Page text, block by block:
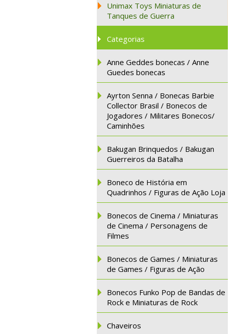
Unimax Toys Miniaturas de
Tanques de Guerra
Categorias
Anne Geddes bonecas / Anne
Guedes bonecas
Ayrton Senna / Bonecas Barbie
Collector Brasil / Bonecos de
Jogadores / Militares Bonecos/
Caminhões
Bakugan Brinquedos / Bakugan
Guerreiros da Batalha
Boneco de História em
Quadrinhos / Figuras de Ação Loja
Bonecos de Cinema / Miniaturas
de Cinema / Personagens de
Filmes
Bonecos de Games / Miniaturas
de Games / Figuras de Ação
Bonecos Funko Pop de Bandas de
Rock e Miniaturas de Rock
Chaveiros